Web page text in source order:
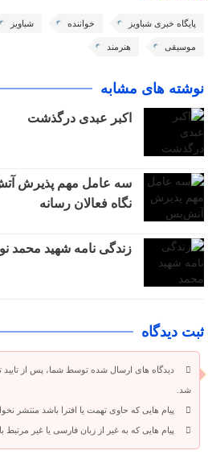
پایگاه خبری شباویز خواننده شباویز
موسیقی هنرمند
نوشته های مشابه
اکبر عبدی درگذشت
سه عامل مهم پذیرش
نگاه فعالان رسانه
زندگی نامه شهید محمد
ثبت دیدگاه
دیدگاه های ارسال شده توسط شما، پس از
شد.
پیام هایی که حاوی تهمت یا افترا باشد منتشر
پیام هایی که به غیر از زبان فارسی یا غیر